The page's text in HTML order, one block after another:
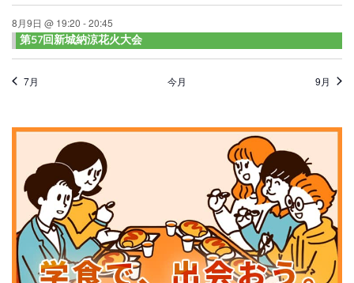
8月9日 @ 19:20 -20:45
第57回新城納涼花火大会
7月 今月 9月